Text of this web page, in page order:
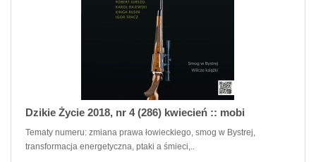
Dzikie Życie 2018, nr 4 (286) kwiecień :: mobi
Tematy numeru: zmiana prawa łowieckiego, smog w Bystrej,
transformacja energetyczna, ptaki a śmieci,..